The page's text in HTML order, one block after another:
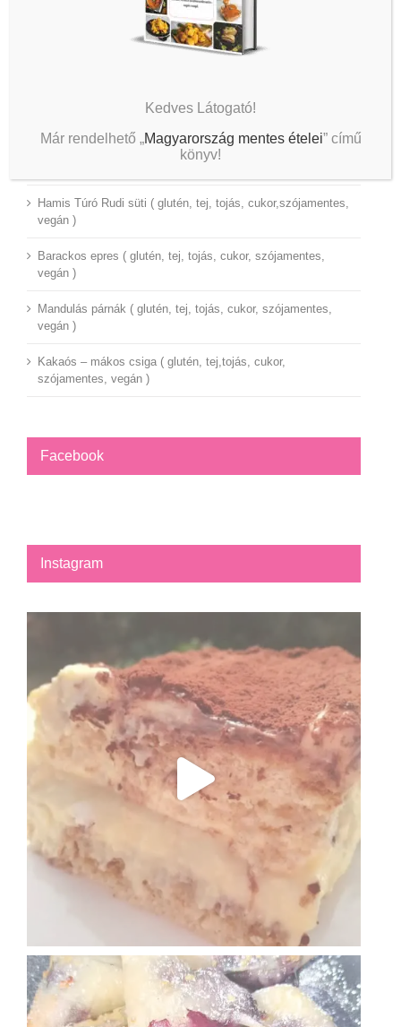
Legutóbbi bejegyzések
Túró Rudi hernyókifli ( glutén, tej, tojás, hozzá adott cukor,
Hamis Túró Rudi süti ( glutén, tej, tojás, cukor,szójamentes,
vegán )
Barackos epres ( glutén, tej, tojás, cukor, szójamentes,
vegán )
Mandulás párnák ( glutén, tej, tojás, cukor, szójamentes,
vegán )
Kakaós – mákos csiga ( glutén, tej,tojás, cukor,
szójamentes, vegán )
Facebook
Instagram
Kedves Látogató!
Már rendelhető „Magyarország mentes ételei” című
könyv!